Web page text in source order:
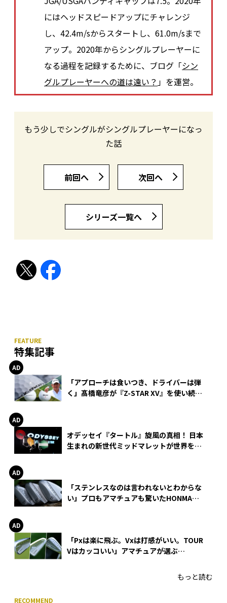
にはヘッドスピードアップにチャレンジ
し、42.4m/sからスタートし、61.0m/sまで
アップ。2020年からシングルプレーヤーに
なる過程を記録するために、ブログ「シン
グルプレーヤーへの道は遠い？ 」を運営。
もう少しでシングルがシングルプレーヤーになっ
た話
前回へ 次回へ
シリーズ一覧へ
特集記事
「アプローチは食いつき、ドライバーは弾
く」髙橋竜彦が『Z-STAR XV』を使い続け
オデッセイ『タートル』旋風の真相！ 日本
生まれの新世代ミッドマレットが世界を席
「ステンレスなのは言われないとわからな
い」プロもアマチュアも驚いたHONMA
「Pxは楽に飛ぶ。Vxは打感がいい。TOUR
Vはカッコいい」アマチュアが選ぶ
もっと読む